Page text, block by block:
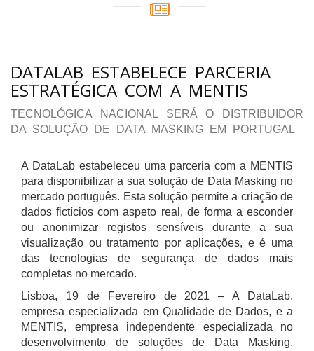
DATALAB ESTABELECE PARCERIA
ESTRATÉGICA COM A MENTIS
TECNOLÓGICA NACIONAL SERÁ O DISTRIBUIDOR
DA SOLUÇÃO DE DATA MASKING EM PORTUGAL
A DataLab estabeleceu uma parceria com a MENTIS
para disponibilizar a sua solução de Data Masking no
mercado português. Esta solução permite a criação de
dados fictícios com aspeto real, de forma a esconder
ou anonimizar registos sensíveis durante a sua
visualização ou tratamento por aplicações, e é uma
das tecnologias de segurança de dados mais
completas no mercado.
Lisboa, 19 de Fevereiro de 2021 – A DataLab,
empresa especializada em Qualidade de Dados, e a
MENTIS, empresa independente especializada no
desenvolvimento de soluções de Data Masking,